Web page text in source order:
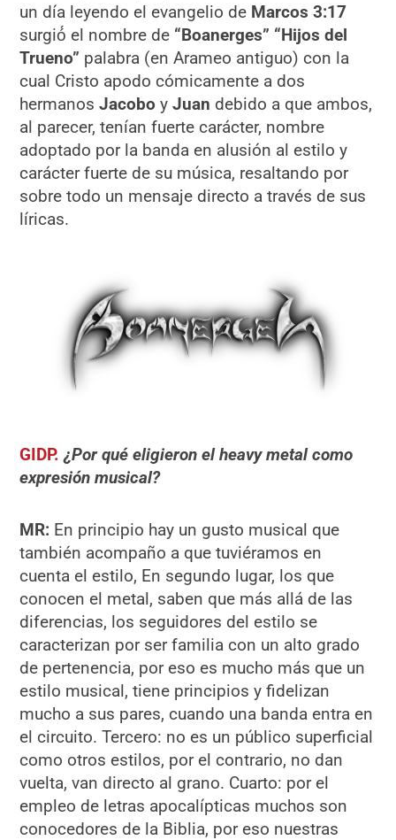
un día leyendo el evangelio de Marcos 3:17
surgió́ el nombre de “Boanerges” “Hijos del
Trueno” palabra (en Arameo antiguo) con la
cual Cristo apodo cómicamente a dos
hermanosJacobo yJuan debido a que ambos,
al parecer, tenían fuerte carácter, nombre
adoptado por la banda en alusión al estilo y
carácter fuerte de su música, resaltando por
sobre todo un mensaje directo a través de sus
líricas.
GIDP. ¿Por qué eligieron el heavy metal como
expresión musical?
MR: En principio hay un gusto musical que
también acompaño a que tuviéramos en
cuenta el estilo, En segundo lugar, los que
conocen el metal, saben que más allá de las
diferencias, los seguidores del estilo se
caracterizan por ser familia con un alto grado
de pertenencia, por eso es mucho más que un
estilo musical, tiene principios y fidelizan
mucho a sus pares, cuando una banda entra en
el circuito. Tercero: no es un público superficial
como otros estilos, por el contrario, no dan
vuelta, van directo al grano. Cuarto: por el
empleo de letras apocalípticas muchos son
conocedores de la Biblia, por eso nuestras